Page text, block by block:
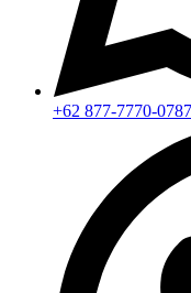
+62 877-7770-0787